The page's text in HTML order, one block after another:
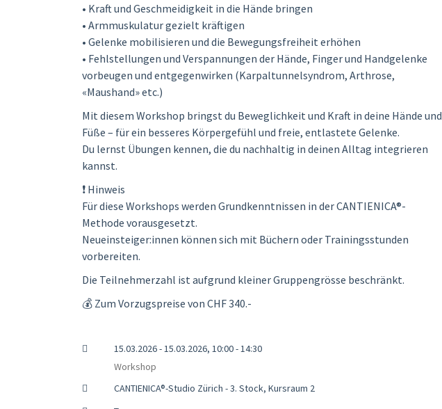
• Kraft und Geschmeidigkeit in die Hände bringen
• Armmuskulatur gezielt kräftigen
• Gelenke mobilisieren und die Bewegungsfreiheit erhöhen
• Fehlstellungen und Verspannungen der Hände, Finger und Handgelenke
vorbeugen und entgegenwirken (Karpaltunnelsyndrom, Arthrose,
«Maushand» etc.)
Mit diesem Workshop bringst du Beweglichkeit und Kraft in deine Hände und
Füße – für ein besseres Körpergefühl und freie, entlastete Gelenke.
Du lernst Übungen kennen, die du nachhaltig in deinen Alltag integrieren
kannst.
❗ Hinweis
Für diese Workshops werden Grundkenntnissen in der CANTIENICA®-
Methode vorausgesetzt.
Neueinsteiger:innen können sich mit Büchern oder Trainingsstunden
vorbereiten.
Die Teilnehmerzahl ist aufgrund kleiner Gruppengrösse beschränkt.
💰 Zum Vorzugspreise von CHF 340.-
15.03.2026 - 15.03.2026, 10:00 - 14:30
Workshop
CANTIENICA®-Studio Zürich - 3. Stock, Kursraum 2